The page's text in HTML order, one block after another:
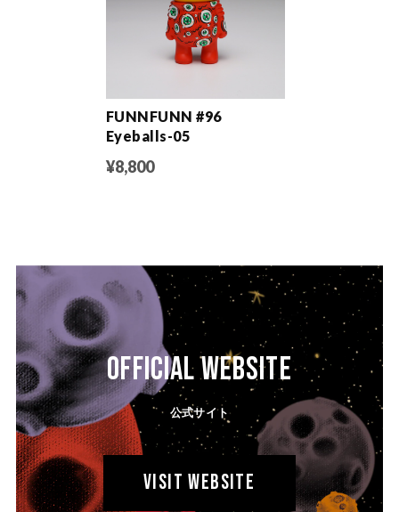
FUNNFUNN #96
Eyeballs-05
¥8,800
OFFICIAL WEBSITE
公式サイト
VISIT WEBSITE